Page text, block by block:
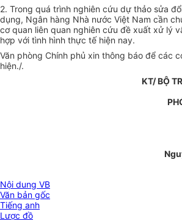
2. Trong quá trình nghiên cứu dự thảo sửa
dụng, Ngân hàng Nhà nước Việt Nam cần
cơ quan liên quan nghiên cứu đề xuất xử lý
hợp với tình hình thực tế hiện nay.
Văn phòng Chính phủ xin thông báo để các
hiện./.
KT/ BỘ
Nội dung VB
Văn bản gốc
Tiếng anh
Lược đồ